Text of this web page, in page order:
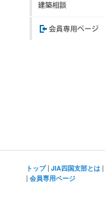
トップ| JIA四国支部とは |
| 会員専用ページ